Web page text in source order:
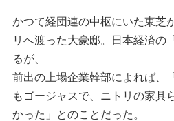
かつて経団連の中枢にいた東芝
リへ渡った大豪邸。日本経済の
るが、
前出の上場企業幹部によれば、
もゴージャスで、ニトリの家具
かった」とのことだった。